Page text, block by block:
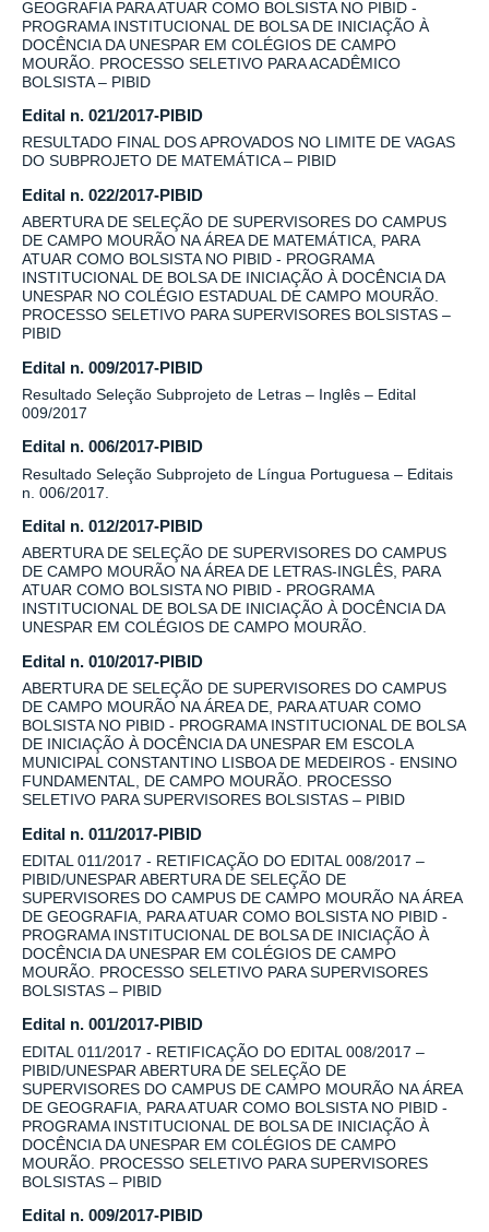
GEOGRAFIA PARA ATUAR COMO BOLSISTA NO PIBID -
PROGRAMA INSTITUCIONAL DE BOLSA DE INICIAÇÃO À
DOCÊNCIA DA UNESPAR EM COLÉGIOS DE CAMPO
MOURÃO. PROCESSO SELETIVO PARA ACADÊMICO
BOLSISTA – PIBID
Edital n. 021/2017-PIBID
RESULTADO FINAL DOS APROVADOS NO LIMITE DE VAGAS
DO SUBPROJETO DE MATEMÁTICA – PIBID
Edital n. 022/2017-PIBID
ABERTURA DE SELEÇÃO DE SUPERVISORES DO CAMPUS
DE CAMPO MOURÃO NA ÁREA DE MATEMÁTICA, PARA
ATUAR COMO BOLSISTA NO PIBID - PROGRAMA
INSTITUCIONAL DE BOLSA DE INICIAÇÃO À DOCÊNCIA DA
UNESPAR NO COLÉGIO ESTADUAL DE CAMPO MOURÃO.
PROCESSO SELETIVO PARA SUPERVISORES BOLSISTAS –
PIBID
Edital n. 009/2017-PIBID
Resultado Seleção Subprojeto de Letras – Inglês – Edital
009/2017
Edital n. 006/2017-PIBID
Resultado Seleção Subprojeto de Língua Portuguesa – Editais
n. 006/2017.
Edital n. 012/2017-PIBID
ABERTURA DE SELEÇÃO DE SUPERVISORES DO CAMPUS
DE CAMPO MOURÃO NA ÁREA DE LETRAS-INGLÊS, PARA
ATUAR COMO BOLSISTA NO PIBID - PROGRAMA
INSTITUCIONAL DE BOLSA DE INICIAÇÃO À DOCÊNCIA DA
UNESPAR EM COLÉGIOS DE CAMPO MOURÃO.
Edital n. 010/2017-PIBID
ABERTURA DE SELEÇÃO DE SUPERVISORES DO CAMPUS
DE CAMPO MOURÃO NA ÁREA DE, PARA ATUAR COMO
BOLSISTA NO PIBID - PROGRAMA INSTITUCIONAL DE BOLSA
DE INICIAÇÃO À DOCÊNCIA DA UNESPAR EM ESCOLA
MUNICIPAL CONSTANTINO LISBOA DE MEDEIROS - ENSINO
FUNDAMENTAL, DE CAMPO MOURÃO. PROCESSO
SELETIVO PARA SUPERVISORES BOLSISTAS – PIBID
Edital n. 011/2017-PIBID
EDITAL 011/2017 - RETIFICAÇÃO DO EDITAL 008/2017 –
PIBID/UNESPAR ABERTURA DE SELEÇÃO DE
SUPERVISORES DO CAMPUS DE CAMPO MOURÃO NA ÁREA
DE GEOGRAFIA, PARA ATUAR COMO BOLSISTA NO PIBID -
PROGRAMA INSTITUCIONAL DE BOLSA DE INICIAÇÃO À
DOCÊNCIA DA UNESPAR EM COLÉGIOS DE CAMPO
MOURÃO. PROCESSO SELETIVO PARA SUPERVISORES
BOLSISTAS – PIBID
Edital n. 001/2017-PIBID
EDITAL 011/2017 - RETIFICAÇÃO DO EDITAL 008/2017 –
PIBID/UNESPAR ABERTURA DE SELEÇÃO DE
SUPERVISORES DO CAMPUS DE CAMPO MOURÃO NA ÁREA
DE GEOGRAFIA, PARA ATUAR COMO BOLSISTA NO PIBID -
PROGRAMA INSTITUCIONAL DE BOLSA DE INICIAÇÃO À
DOCÊNCIA DA UNESPAR EM COLÉGIOS DE CAMPO
MOURÃO. PROCESSO SELETIVO PARA SUPERVISORES
BOLSISTAS – PIBID
Edital n. 009/2017-PIBID